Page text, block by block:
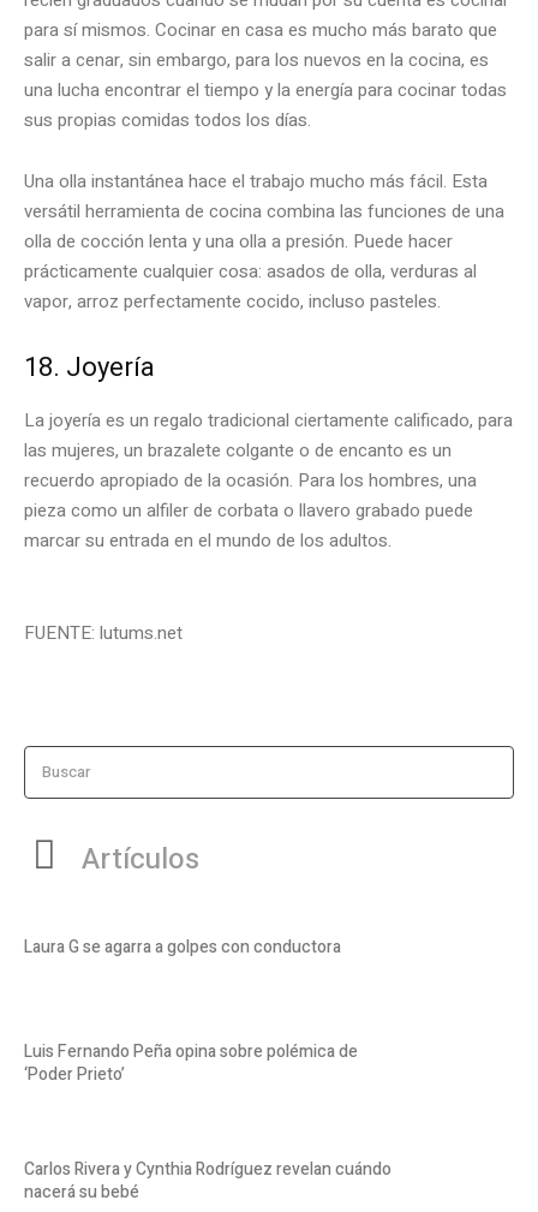
para sí mismos. Cocinar en casa es mucho más barato que
salir a cenar, sin embargo, para los nuevos en la cocina, es
una lucha encontrar el tiempo y la energía para cocinar todas
sus propias comidas todos los días.
Una olla instantánea hace el trabajo mucho más fácil. Esta
versátil herramienta de cocina combina las funciones de una
olla de cocción lenta y una olla a presión. Puede hacer
prácticamente cualquier cosa: asados ​​de olla, verduras al
vapor, arroz perfectamente cocido, incluso pasteles.
18. Joyería
La joyería es un regalo tradicional ciertamente calificado, para
las mujeres, un brazalete colgante o de encanto es un
recuerdo apropiado de la ocasión. Para los hombres, una
pieza como un alfiler de corbata o llavero grabado puede
marcar su entrada en el mundo de los adultos.
FUENTE: lutums.net
Buscar
Artículos
Laura G se agarra a golpes con conductora
Luis Fernando Peña opina sobre polémica de
‘Poder Prieto’
Carlos Rivera y Cynthia Rodríguez revelan cuándo
nacerá su bebé